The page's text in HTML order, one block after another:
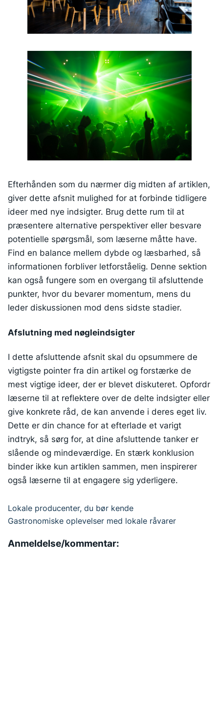
Efterhånden som du nærmer dig midten af artiklen,
giver dette afsnit mulighed for at forbinde tidligere
ideer med nye indsigter. Brug dette rum til at
præsentere alternative perspektiver eller besvare
potentielle spørgsmål, som læserne måtte have.
Find en balance mellem dybde og læsbarhed, så
informationen forbliver letforståelig. Denne sektion
kan også fungere som en overgang til afsluttende
punkter, hvor du bevarer momentum, mens du
leder diskussionen mod dens sidste stadier.
Afslutning med nøgleindsigter
I dette afsluttende afsnit skal du opsummere de
vigtigste pointer fra din artikel og forstærke de
mest vigtige ideer, der er blevet diskuteret. Opfordr
læserne til at reflektere over de delte indsigter eller
give konkrete råd, de kan anvende i deres eget liv.
Dette er din chance for at efterlade et varigt
indtryk, så sørg for, at dine afsluttende tanker er
slående og mindeværdige. En stærk konklusion
binder ikke kun artiklen sammen, men inspirerer
også læserne til at engagere sig yderligere.
Indlægsnavigation
Lokale producenter, du bør kende
Gastronomiske oplevelser med lokale råvarer
Anmeldelse/kommentar: